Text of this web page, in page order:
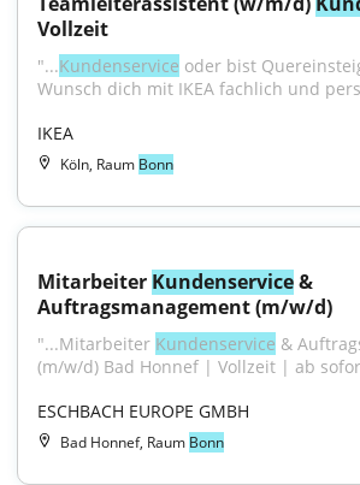
Vollzeit
"...Kundenservice oder bist
Wunsch dich mit IKEA fachlich und
IKEA
Köln, Raum Bonn
Mitarbeiter Kundenservice &
Auftragsmanagement (m/w/d)
"...Mitarbeiter Kundenservice &
(m/w/d) Bad Honnef | Vollzeit | ab
ESCHBACH EUROPE GMBH
Bad Honnef, Raum Bonn